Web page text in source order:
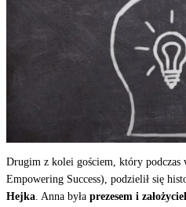
Drugim z kolei gościem, który
Empowering Success), podzielił się
Hejka. Anna była prezesem i